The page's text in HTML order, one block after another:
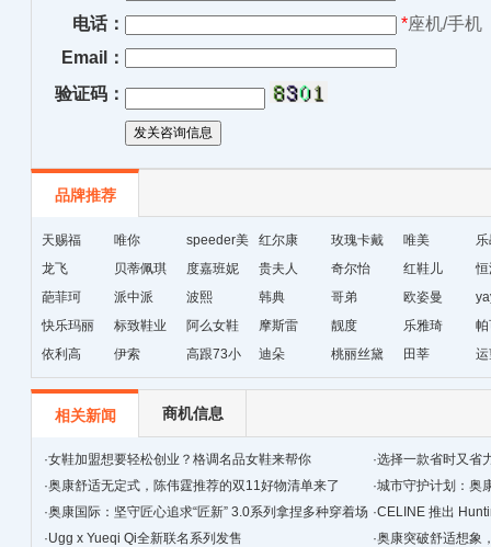
电话：
*座机/手机
Email：
验证码：
品牌推荐
天赐福 唯你
speeder美
国暴龙
红尔康
玫瑰卡戴
尔
唯美
龙飞
贝蒂佩琪 度嘉班妮 贵夫人 奇尔怡 红鞋儿
葩菲珂
派中派 波熙 韩典 哥弟 欧姿曼
快乐玛丽
标致鞋业 阿么女鞋 摩斯雷 靓度 乐雅琦
依利高
伊索
高跟73小
时
迪朵 桃丽丝黛 田莘
相关新闻 商机信息
·女鞋加盟想要轻松创业？格调名品女鞋来帮你 ·选择一款省时又省
吗
·奥康舒适无定式，陈伟霆推荐的双11好物清单来了 ·城市守护计划：奥
·奥康国际：坚守匠心追求“匠新” 3.0系列拿捏多种穿着场
景
·CELINE 推出
·Ugg x Yueqi Qi全新联名系列发售 ·奥康突破舒适想象